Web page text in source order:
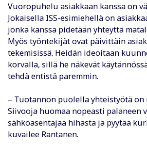
Vuoropuhelu asiakkaan kanssa on
Jokaisella ISS-esimiehellä on
jonka kanssa pidetään yhteyttä
Myös työntekijät ovat päivittäin
tekemisissä. Heidän ideoitaan
korvalla, sillä he näkevät
tehdä entistä paremmin.
– Tuotannon puolella yhteistyötä on
Siivooja huomaa nopeasti palaneen
sähköasentajaa hihasta ja pyytää
kuvailee Rantanen.